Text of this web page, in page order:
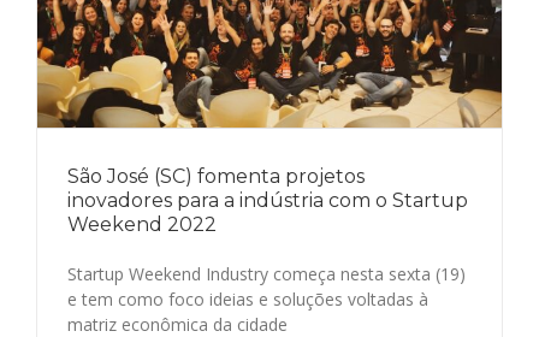
São José (SC) fomenta projetos
inovadores para a indústria com o Startup
Weekend 2022
Startup Weekend Industry começa nesta sexta (19)
e tem como foco ideias e soluções voltadas à
matriz econômica da cidade